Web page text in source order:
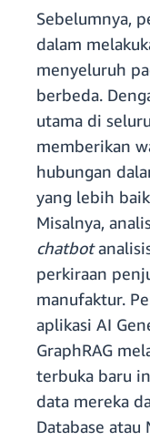
Sebelumnya,
dalam
menyeluruh
berbeda.
utama di
memberikan
hubungan
yang lebih
Misalnya,
chatbot
perkiraan
manufaktur.
aplikasi AI
GraphRAG
terbuka baru
data mereka
Database atau